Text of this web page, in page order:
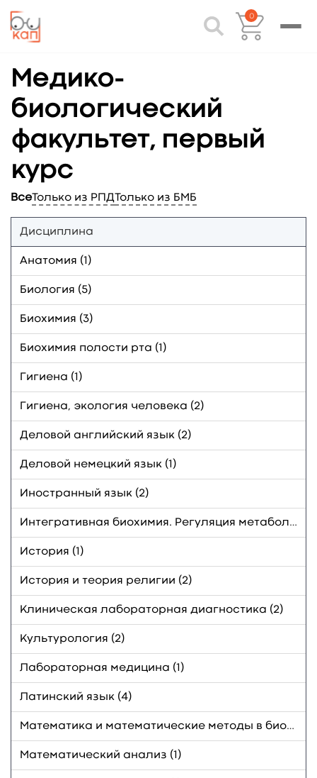
0
Медико-
биологический
факультет, первый
курс
ВсеТолько из РПД Только из БМБ
Дисциплина
Анатомия (1)
Биология (5)
Биохимия (3)
Биохимия полости рта (1)
Гигиена (1)
Гигиена, экология человека (2)
Деловой английский язык (2)
Деловой немецкий язык (1)
Иностранный язык (2)
Интегративная биохимия. Регуляция метаболизма (1)
История (1)
История и теория религии (2)
Клиническая лабораторная диагностика (2)
Культурология (2)
Лабораторная медицина (1)
Латинский язык (4)
Математика и математические методы в биологии (1)
Математический анализ (1)